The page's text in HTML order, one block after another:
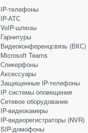
IP-телефоны
IP-АТС
VoIP-шлюзы
Гарнитуры
Видеоконференцсвязь (ВКС)
Microsoft Teams
Спикерфоны
Аксессуары
Защищенные IP-телефоны
IP системы оповещения
Сетевое оборудование
IP-видеокамеры
IP-видеорегистраторы (NVR)
SIP-домофоны